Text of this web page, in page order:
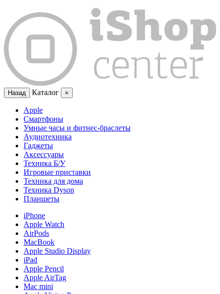
Назад Каталог ×
Apple
Смартфоны
Умные часы и фитнес-браслеты
Аудиотехника
Гаджеты
Аксессуары
Техника Б/У
Игровые приставки
Техника для дома
Техника Dyson
Планшеты
iPhone
Apple Watch
AirPods
MacBook
Apple Studio Display
iPad
Apple Pencil
Apple AirTag
Mac mini